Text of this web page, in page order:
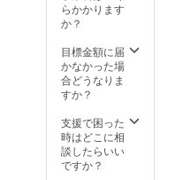
らかかります
か？
目標金額に届
かなかった場
合どうなりま
すか？
支援で困った
時はどこに相
談したらいい
ですか？